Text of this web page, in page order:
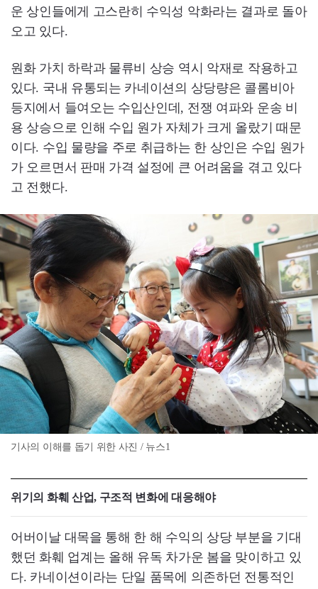
운 상인들에게 고스란히 수익성 악화라는 결과로 돌아
오고 있다.
원화 가치 하락과 물류비 상승 역시 악재로 작용하고
있다. 국내 유통되는 카네이션의 상당량은 콜롬비아
등지에서 들여오는 수입산인데, 전쟁 여파와 운송 비
용 상승으로 인해 수입 원가 자체가 크게 올랐기 때문
이다. 수입 물량을 주로 취급하는 한 상인은 수입 원가
가 오르면서 판매 가격 설정에 큰 어려움을 겪고 있다
고 전했다.
기사의 이해를 돕기 위한 사진 / 뉴스1
위기의 화훼 산업, 구조적 변화에 대응해야
어버이날 대목을 통해 한 해 수익의 상당 부분을 기대
했던 화훼 업계는 올해 유독 차가운 봄을 맞이하고 있
다. 카네이션이라는 단일 품목에 의존하던 전통적인